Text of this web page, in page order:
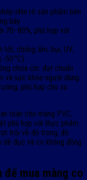
nhìn rõ sản phẩm bên
bày.
70–80%, phù hợp với
tốt, chống ẩm, bụi, UV;
50 °C).
chứa clo: đạt chuẩn
và sức khỏe người dùng.
phù hợp cho xu
toàn cho màng PVC,
phù hợp với thực phẩm
trội về độ trong, độ
dễ đục và co không đồng
mua màng co